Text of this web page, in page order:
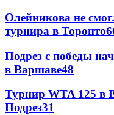
Олейникова не
турнира в Торонто
Подрез с победы
в Варшаве48
Турнир WTA 125 в
Подрез31